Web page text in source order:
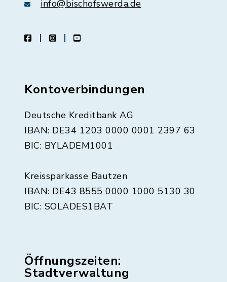
info@bischofswerda.de
facebookinstagramyoutube
Kontoverbindungen
Deutsche Kreditbank AG
IBAN: DE34 1203 0000 0001 2397 63
BIC: BYLADEM1001
Kreissparkasse Bautzen
IBAN: DE43 8555 0000 1000 5130 30
BIC: SOLADES1BAT
Öffnungszeiten:
Stadtverwaltung